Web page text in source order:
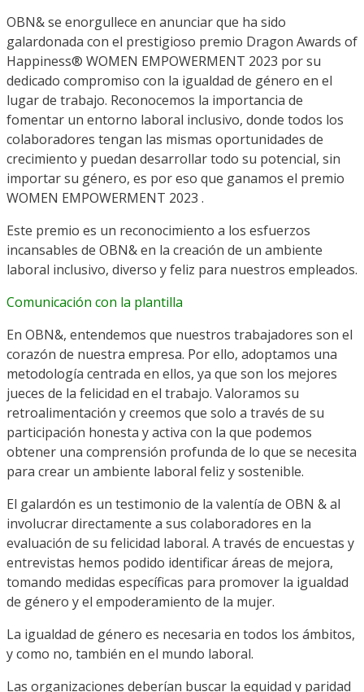
OBN& se enorgullece en anunciar que ha sido
galardonada con el prestigioso premio Dragon Awards of
Happiness® WOMEN EMPOWERMENT 2023 por su
dedicado compromiso con la igualdad de género en el
lugar de trabajo. Reconocemos la importancia de
fomentar un entorno laboral inclusivo, donde todos los
colaboradores tengan las mismas oportunidades de
crecimiento y puedan desarrollar todo su potencial, sin
importar su género, es por eso que ganamos el premio
WOMEN EMPOWERMENT 2023 .
Este premio es un reconocimiento a los esfuerzos
incansables de OBN& en la creación de un ambiente
laboral inclusivo, diverso y feliz para nuestros empleados.
Comunicación con la plantilla
En OBN&, entendemos que nuestros trabajadores son el
corazón de nuestra empresa. Por ello, adoptamos una
metodología centrada en ellos, ya que son los mejores
jueces de la felicidad en el trabajo. Valoramos su
retroalimentación y creemos que solo a través de su
participación honesta y activa con la que podemos
obtener una comprensión profunda de lo que se necesita
para crear un ambiente laboral feliz y sostenible.
El galardón es un testimonio de la valentía de OBN & al
involucrar directamente a sus colaboradores en la
evaluación de su felicidad laboral. A través de encuestas y
entrevistas hemos podido identificar áreas de mejora,
tomando medidas específicas para promover la igualdad
de género y el empoderamiento de la mujer.
La igualdad de género es necesaria en todos los ámbitos,
y como no, también en el mundo laboral.
Las organizaciones deberían buscar la equidad y paridad